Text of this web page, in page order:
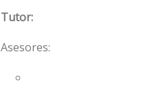
Tutor:
Asesores: